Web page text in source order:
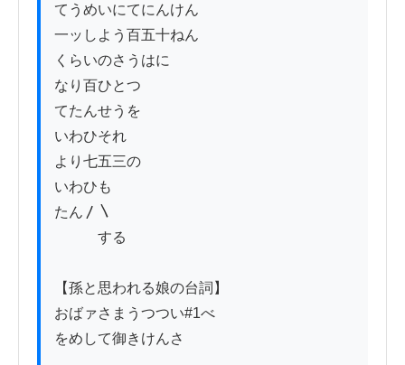
てうめいにてにんけん
一ッしよう百五十ねん
くらいのさうはに
なり百ひとつ
てたんせうを
いわひそれ
より七五三の
いわひも
たん〳〵
する
【孫と思われる娘の台詞】
おばァさまうつつい#1べゝ
をめして御きけんさ